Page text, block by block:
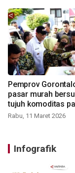
Pemprov
pasar murah
tujuh komoditas
Rabu, 11 Maret 2026
Infografik